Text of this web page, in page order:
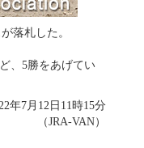
落札した。
、5勝をあげてい
年7月12日11時15分
（JRA-VAN）